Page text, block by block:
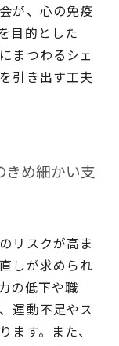
が、心の免疫
目的とした
まつわるシェ
引き出す工夫
きめ細かい支
リスクが高ま
しが求められ
の低下や職
運動不足やス
ます。また、